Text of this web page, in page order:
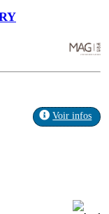
Voir infos